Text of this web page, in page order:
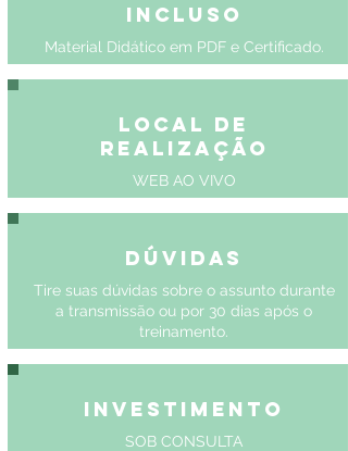
Incluso
Material Didático em PDF e Certificado.
Local de
Realização
WEB AO VIVO
Dúvidas
Tire suas dúvidas sobre o assunto durante
a transmissão ou por 30 dias após o
treinamento.
Investimento
SOB CONSULTA